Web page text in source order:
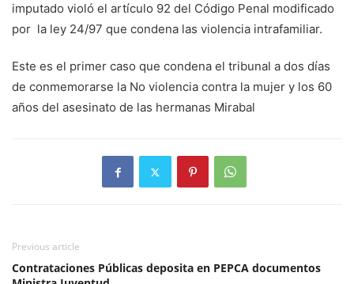
imputado violó el artículo 92 del Código Penal modificado
por la ley 24/97 que condena las violencia intrafamiliar.
Este es el primer caso que condena el tribunal a dos días
de conmemorarse la No violencia contra la mujer y los 60
años del asesinato de las hermanas Mirabal
Previous article
Contrataciones Públicas deposita en PEPCA documentos